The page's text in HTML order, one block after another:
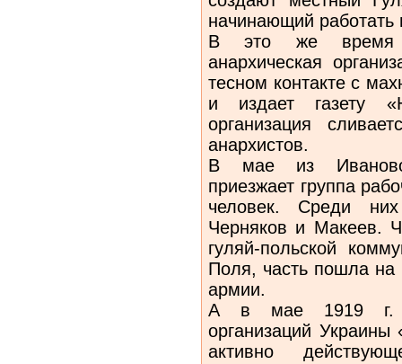
начинающий работать
В это же время
анархическая
тесном контакте с
и издает газету
организация
анархистов.
В мае из Иваново-
приезжает группа
человек. Среди
Черняков и Макеев.
гуляй-польской
Поля, часть пошла на
армии.
А в мае 1919 г.
организаций
активно